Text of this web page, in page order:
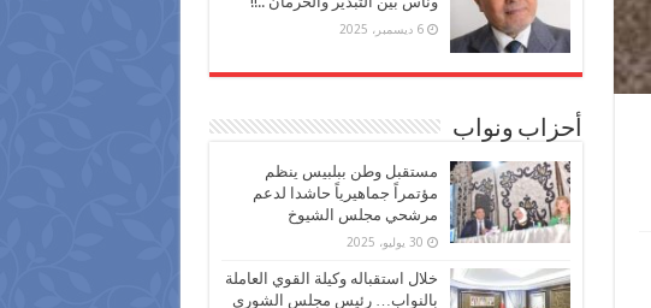
6 ديسمبر، 2025
أحزاب ونواب
مستقبل وطن ببلبيس ينظم
مؤتمراً جماهيرياً حاشدا لدعم
مرشحي مجلس الشيوخ
30 يوليو، 2025
خلال استقباله وكيلة القوي العاملة
بالنواب… رئيس مجلس الشورى